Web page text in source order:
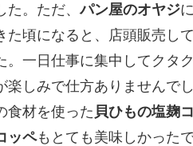
た。ただ、パン屋のオヤジ
た頃になると、店頭販売し
。一日仕事に集中してクタ
楽しみで仕方ありませんで
食材を使った 貝ひもの塩麹
ッペもとても美味しかったで